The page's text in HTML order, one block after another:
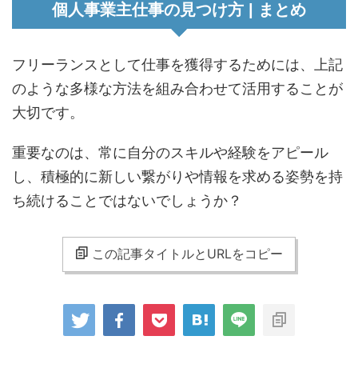
個人事業主仕事の見つけ方 | まとめ
フリーランスとして仕事を獲得するためには、上記
のような多様な方法を組み合わせて活用することが
大切です。
重要なのは、常に自分のスキルや経験をアピール
し、積極的に新しい繋がりや情報を求める姿勢を持
ち続けることではないでしょうか？
この記事タイトルとURLをコピー